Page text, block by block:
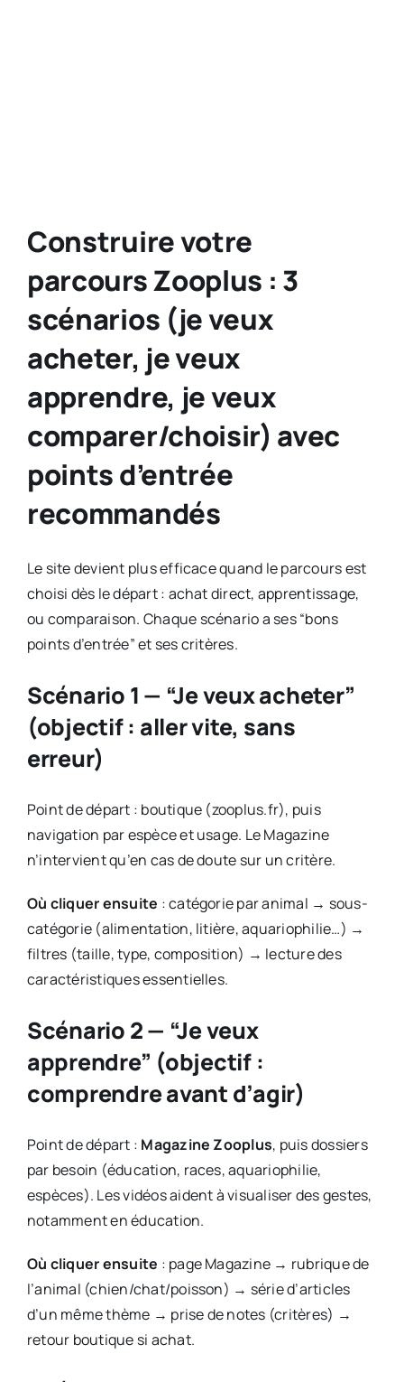
Construire votre
parcours Zooplus : 3
scénarios (je veux
acheter, je veux
apprendre, je veux
comparer/choisir) avec
points d’entrée
recommandés
Le site devient plus efficace quand le parcours est
choisi dès le départ : achat direct, apprentissage,
ou comparaison. Chaque scénario a ses “bons
points d’entrée” et ses critères.
Scénario 1 — “Je veux acheter”
(objectif : aller vite, sans
erreur)
Point de départ : boutique (zooplus.fr), puis
navigation par espèce et usage. Le Magazine
n’intervient qu’en cas de doute sur un critère.
Où cliquer ensuite : catégorie par animal → sous-
catégorie (alimentation, litière, aquariophilie…) →
filtres (taille, type, composition) → lecture des
caractéristiques essentielles.
Scénario 2 — “Je veux
apprendre” (objectif :
comprendre avant d’agir)
Point de départ : Magazine Zooplus, puis dossiers
par besoin (éducation, races, aquariophilie,
espèces). Les vidéos aident à visualiser des gestes,
notamment en éducation.
Où cliquer ensuite : page Magazine → rubrique de
l’animal (chien/chat/poisson) → série d’articles
d’un même thème → prise de notes (critères) →
retour boutique si achat.